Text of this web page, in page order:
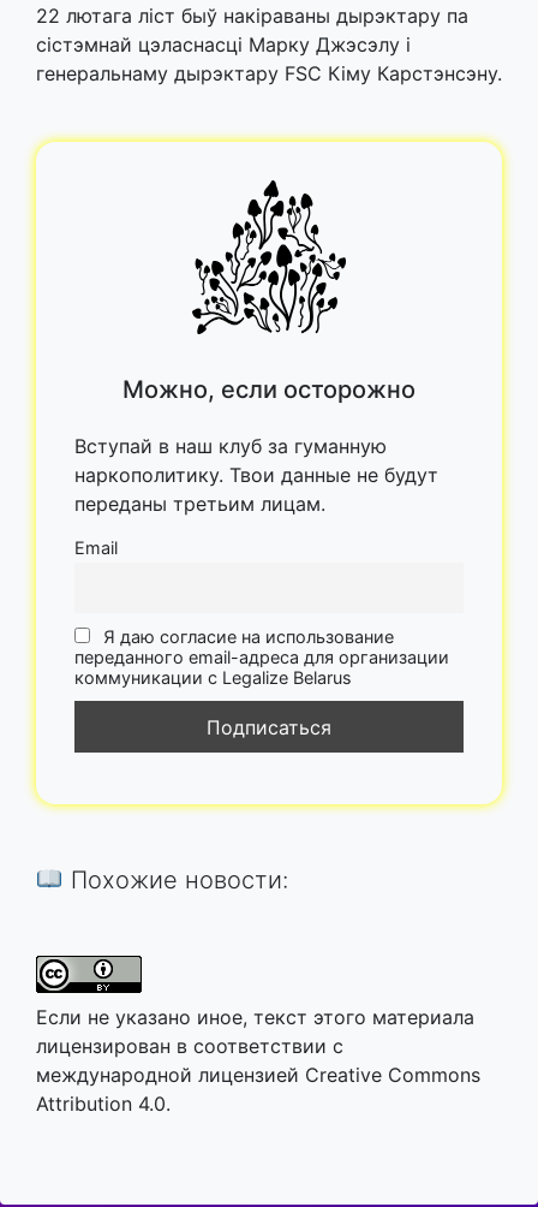
22 лютага ліст быў накіраваны дырэктару па
сістэмнай цэласнасці Марку Джэсэлу і
генеральнаму дырэктару FSC Кіму Карстэнсэну.
Можно, если осторожно
Вступай в наш клуб за гуманную
наркополитику. Твои данные не будут
переданы третьим лицам.
Email
Я даю согласие на использование
переданного email-адреса для организации
коммуникации с Legalize Belarus
Похожие новости:
Если не указано иное, текст этого материала
лицензирован в соответствии с
международной лицензией Creative Commons
Attribution 4.0.